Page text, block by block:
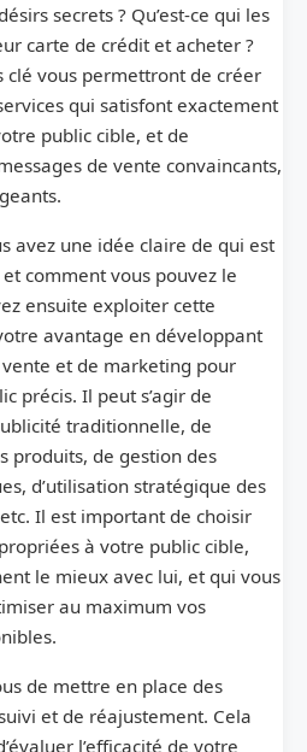
secrets ? Qu’est-ce qui les
carte de crédit et acheter ?
clé vous permettront de créer
qui satisfont exactement
public cible, et de
de vente convaincants,
avez une idée claire de qui est
comment vous pouvez le
ensuite exploiter cette
avantage en développant
et de marketing pour
précis. Il peut s’agir de
traditionnelle, de
produits, de gestion des
d’utilisation stratégique des
Il est important de choisir
à votre public cible,
le mieux avec lui, et qui vous
au maximum vos
de mettre en place des
et de réajustement. Cela
l’efficacité de votre